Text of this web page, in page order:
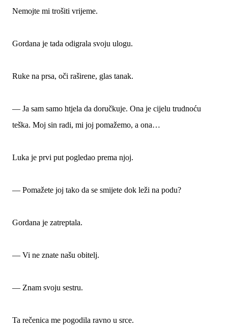
Nemojte mi trošiti vrijeme.
Gordana je tada odigrala svoju ulogu.
Ruke na prsa, oči raširene, glas tanak.
— Ja sam samo htjela da doručkuje. Ona je cijelu trudnoću
teška. Moj sin radi, mi joj pomažemo, a ona…
Luka je prvi put pogledao prema njoj.
— Pomažete joj tako da se smijete dok leži na podu?
Gordana je zatreptala.
— Vi ne znate našu obitelj.
— Znam svoju sestru.
Ta rečenica me pogodila ravno u srce.